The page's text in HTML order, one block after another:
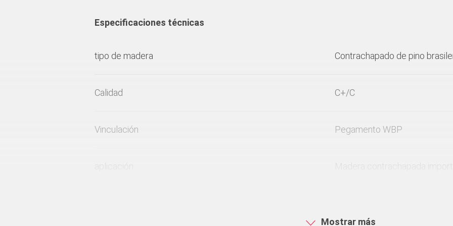
Especificaciones técnicas
tipo de madera Contrachapado de pino
Calidad C+/C
Vinculación Pegamento WBP
Mostrar más